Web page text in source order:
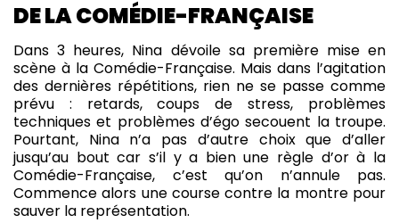
DE LA COMÉDIE-FRANÇAISE
Dans 3 heures, Nina dévoile sa première mise en
scène à la Comédie-Française. Mais dans l’agitation
des dernières répétitions, rien ne se passe comme
prévu : retards, coups de stress, problèmes
techniques et problèmes d’égo secouent la troupe.
Pourtant, Nina n’a pas d’autre choix que d’aller
jusqu’au bout car s’il y a bien une règle d’or à la
Comédie-Française, c’est qu’on n’annule pas.
Commence alors une course contre la montre pour
sauver la représentation.